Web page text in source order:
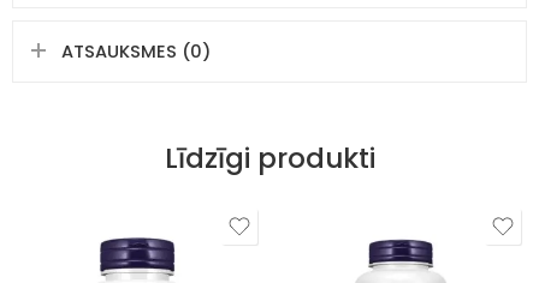
ATSAUKSMES (0)
Līdzīgi produkti